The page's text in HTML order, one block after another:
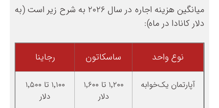
میانگین هزینه‌ اجاره در سال ۲۰۲6 به شرح زیر است (به
دلار کانادا در ماه):
نوع واحد ساسکاتون رجاینا
آپارتمان یک‌خوابه
۱٬۲۰۰ تا ۱٬۶۰۰
دلار
۱٬۱۰۰ تا ۱٬۵۰۰
دلار